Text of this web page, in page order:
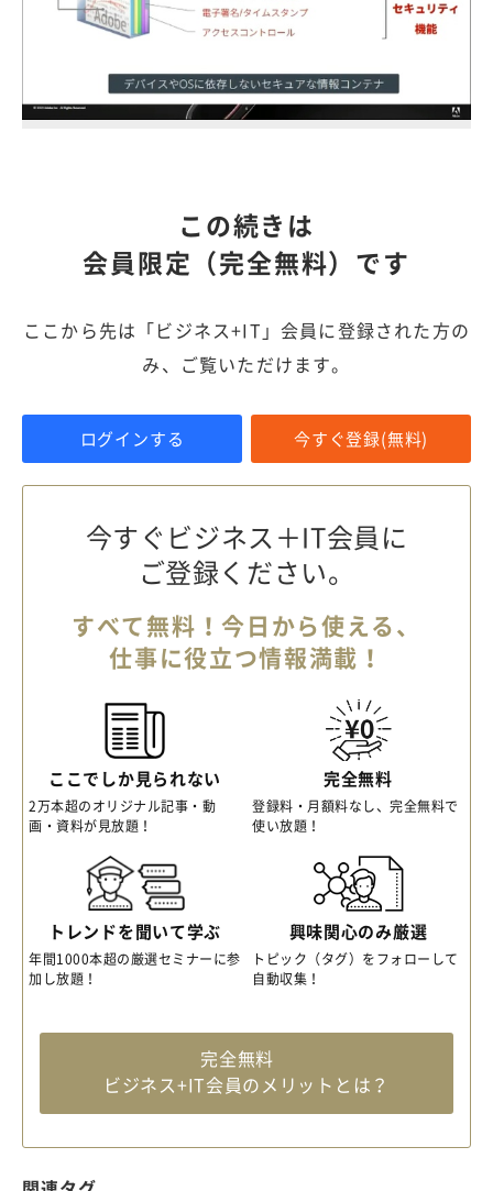
この続きは
会員限定（完全無料）です
ここから先は「ビジネス+IT」会員に登録された方の
み、ご覧いただけます。
ログインする 今すぐ登録(無料)
今すぐビジネス＋IT会員に
ご登録ください。
すべて無料！今日から使える、
仕事に役立つ情報満載！
ここでしか見られない
2万本超のオリジナル記事・動
画・資料が見放題！
完全無料
登録料・月額料なし、完全無料で
使い放題！
トレンドを聞いて学ぶ
年間1000本超の厳選セミナーに参
加し放題！
興味関心のみ厳選
トピック（タグ）をフォローして
自動収集！
完全無料
ビジネス+IT会員のメリットとは？